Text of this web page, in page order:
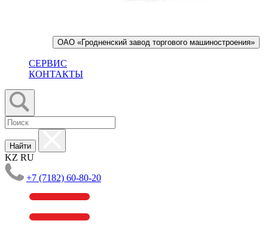
ОАО «Гродненский завод торгового машиностроения»
СЕРВИС
КОНТАКТЫ
Найти
KZ RU
+7 (7182) 60-80-20